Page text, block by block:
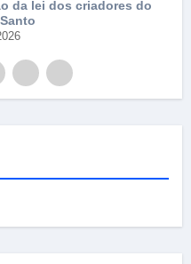
da lei dos criadores do